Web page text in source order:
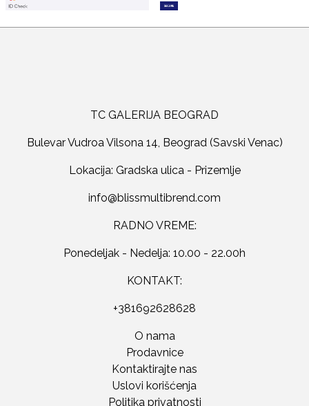
TC GALERIJA BEOGRAD
Bulevar Vudroa Vilsona 14, Beograd (Savski Venac)
Lokacija: Gradska ulica - Prizemlje
RADNO VREME:
Ponedeljak - Nedelja: 10.00 - 22.00h
KONTAKT:
+381692628628
O nama
Prodavnice
Kontaktirajte nas
Uslovi korišćenja
Politika privatnosti